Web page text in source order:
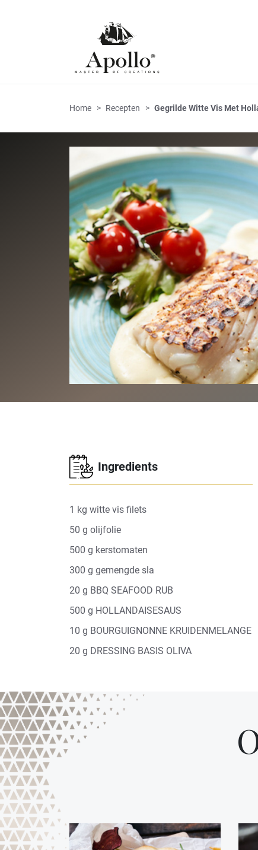
Home Recepten Gegrilde Witte Vis Met
Ingredients
1 kg witte vis filets
50 g olijfolie
500 g kerstomaten
300 g gemengde sla
20 g BBQ SEAFOOD RUB
500 g HOLLANDAISESAUS
10 g BOURGUIGNONNE KRUIDENMELANGE
20 g DRESSING BASIS OLIVA